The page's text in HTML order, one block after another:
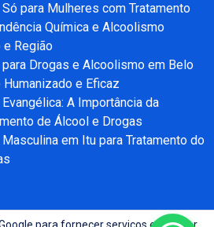
para Mulheres com Tratamento
Química e Alcoolismo
e Região
Drogas e Alcoolismo em Belo
e Eficaz
A Importância da
de Álcool e Drogas
em Itu para Tratamento do